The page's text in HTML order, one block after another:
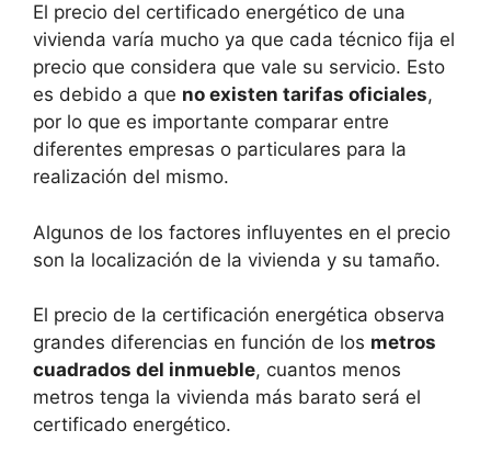
El precio del certificado energético de una
vivienda varía mucho ya que cada técnico fija el
precio que considera que vale su servicio. Esto
es debido a que no existen tarifas oficiales,
por lo que es importante comparar entre
diferentes empresas o particulares para la
realización del mismo.
Algunos de los factores influyentes en el precio
son la localización de la vivienda y su tamaño.
El precio de la certificación energética observa
grandes diferencias en función de los metros
cuadrados del inmueble, cuantos menos
metros tenga la vivienda más barato será el
certificado energético.